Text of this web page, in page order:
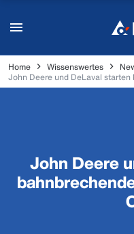
Home Wissenswertes
John Deere und DeLaval
John Deere